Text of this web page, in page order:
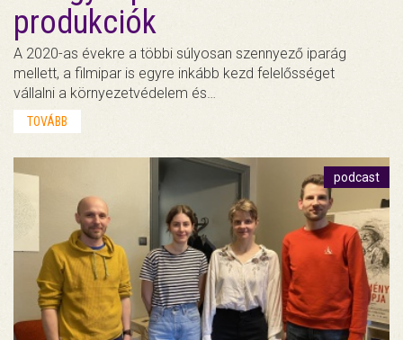
produkciók
A 2020-as évekre a többi súlyosan szennyező iparág
mellett, a filmipar is egyre inkább kezd felelősséget
vállalni a környezetvédelem és…
TOVÁBB
podcast